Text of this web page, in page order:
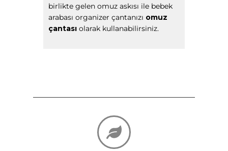
birlikte gelen omuz askısı ile bebek
arabası organizer çantanızı omuz
çantası olarak kullanabilirsiniz.